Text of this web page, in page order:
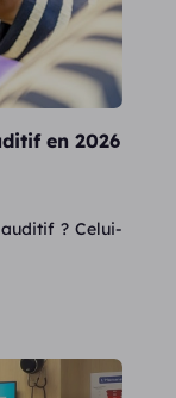
en 2026
? Celui-